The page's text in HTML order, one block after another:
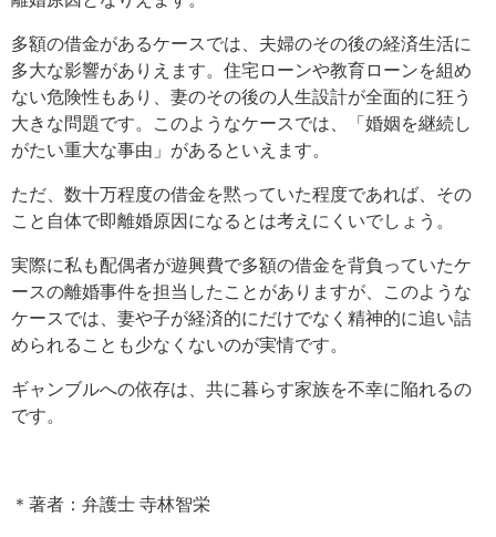
多額の借金があるケースでは、夫婦のその後の経済生活に
多大な影響がありえます。住宅ローンや教育ローンを組め
ない危険性もあり、妻のその後の人生設計が全面的に狂う
大きな問題です。このようなケースでは、「婚姻を継続し
がたい重大な事由」があるといえます。
ただ、数十万程度の借金を黙っていた程度であれば、その
こと自体で即離婚原因になるとは考えにくいでしょう。
実際に私も配偶者が遊興費で多額の借金を背負っていたケ
ースの離婚事件を担当したことがありますが、このような
ケースでは、妻や子が経済的にだけでなく精神的に追い詰
められることも少なくないのが実情です。
ギャンブルへの依存は、共に暮らす家族を不幸に陥れるの
です。
＊著者：弁護士 寺林智栄